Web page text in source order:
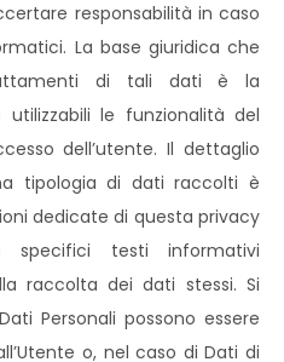
responsabilità in caso
La base giuridica che
di tali dati è la
le funzionalità del
dell’utente. Il dettaglio
tipologia di dati raccolti è
dedicate di questa privacy
specifici testi informativi
raccolta dei dati stessi. Si
Personali possono essere
o, nel caso di Dati di